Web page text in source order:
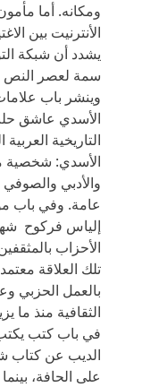
ومكانه. أما
الأنترنيت بين
يشدد أن شبكة
سمة لعصر النص
وينشر باب
الأسدي عاشق
التاريخية
الأسدي: شخصية
والأدبي
عامة. وفي باب
إلياس فركوح
الأحزاب
تلك العلاقة
بالعمل الحزبي
الثقافية منذ ما
في باب كتب
الديب عن كتاب
على الحافة،